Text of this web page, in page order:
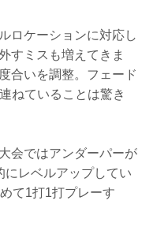
ロケーションに対応し
すミスも増えてきま
合いを調整。フェード
ねていることは驚き
会ではアンダーパーが
にレベルアップしてい
て1打1打プレーす